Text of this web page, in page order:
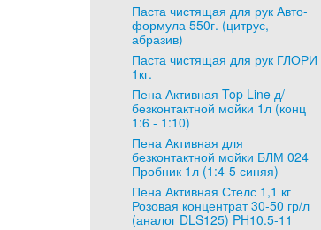
Паста чистящая для рук Авто-
формула 550г. (цитрус,
абразив)
Паста чистящая для рук ГЛОРИ
1кг.
Пена Активная Top Line д/
безконтактной мойки 1л (конц
1:6 - 1:10)
Пена Активная для
безконтактной мойки БЛМ 024
Пробник 1л (1:4-5 синяя)
Пена Активная Стелс 1,1 кг
Розовая концентрат 30-50 гр/л
(аналог DLS125) PH10.5-11